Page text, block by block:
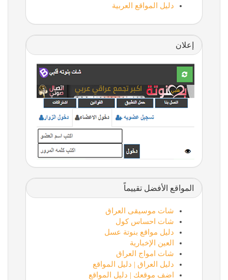
دليل المواقع العربية
إعلان
المواقع الأفضل تقييماً
شات موسيقى العراق
شات احساس كول
دليل مواقع بنوتة عسل
العين الإخبارية
شات امواج العراق
دليل العراق | دليل المواقع
اضف موقعك | دليل المواقع